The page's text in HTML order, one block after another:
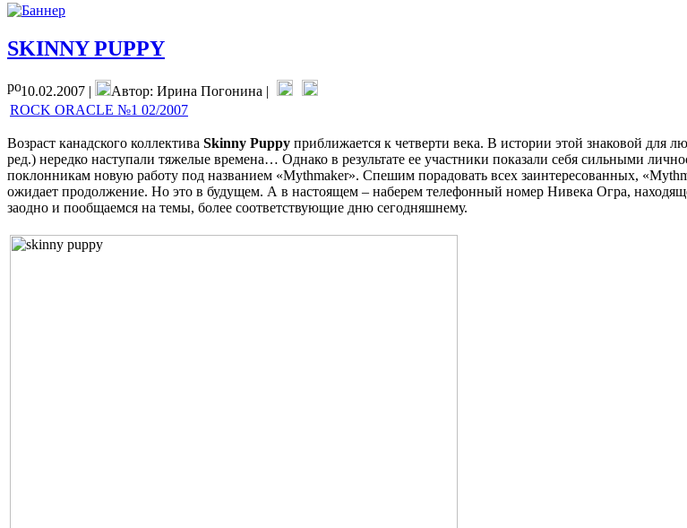
SKINNY PUPPY
10.02.2007 |
Автор: Ирина Погонина |
ROCK ORACLE №1 02/2007
Возраст канадского коллектива Skinny Puppy приближается к четверти века. В истории этой знаковой
ред.) нередко наступали тяжелые времена… Однако в результате ее участники показали себя сильными
поклонникам новую работу под названием «Mythmaker». Спешим порадовать всех заинтересованных,
ожидает продолжение. Но это в будущем. А в настоящем – наберем телефонный номер Нивека Огра,
заодно и пообщаемся на темы, более соответствующие дню сегодняшнему.